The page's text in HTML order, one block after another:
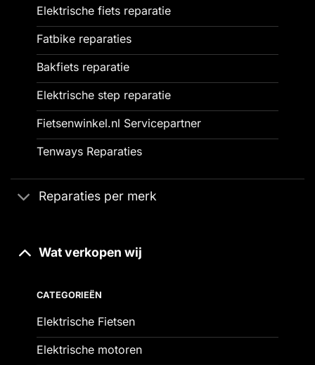
Elektrische fiets reparatie
Fatbike reparaties
Bakfiets reparatie
Elektrische step reparatie
Fietsenwinkel.nl Servicepartner
Tenways Reparaties
Reparaties per merk
Wat verkopen wij
CATEGORIEËN
Elektrische Fietsen
Elektrische motoren